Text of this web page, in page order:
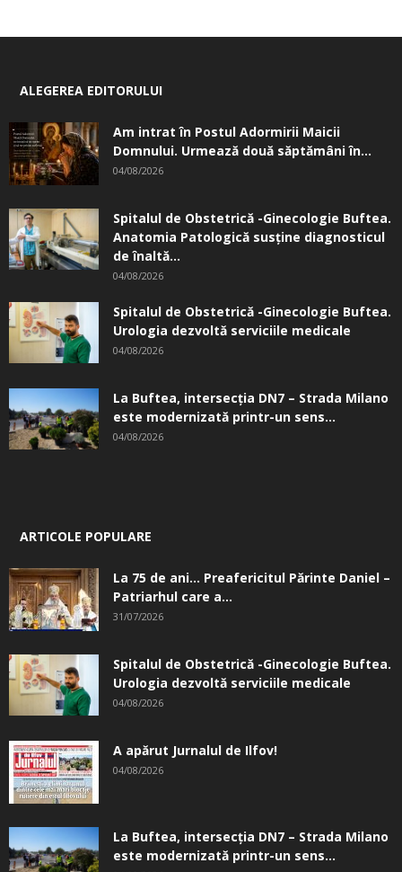
ALEGEREA EDITORULUI
Am intrat în Postul Adormirii Maicii
Domnului. Urmează două săptămâni în...
04/08/2026
Spitalul de Obstetrică -Ginecologie Buftea.
Anatomia Patologică susţine diagnosticul
de înaltă...
04/08/2026
Spitalul de Obstetrică -Ginecologie Buftea.
Urologia dezvoltă serviciile medicale
04/08/2026
La Buftea, intersecţia DN7 – Strada Milano
este modernizată printr-un sens...
04/08/2026
ARTICOLE POPULARE
La 75 de ani… Preafericitul Părinte Daniel –
Patriarhul care a...
31/07/2026
Spitalul de Obstetrică -Ginecologie Buftea.
Urologia dezvoltă serviciile medicale
04/08/2026
A apărut Jurnalul de Ilfov!
04/08/2026
La Buftea, intersecţia DN7 – Strada Milano
este modernizată printr-un sens...